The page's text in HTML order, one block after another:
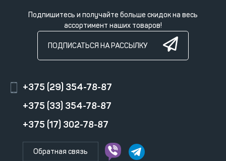
Подпишитесь и получайте больше скидок на весь
ассортимент наших товаров!
ПОДПИСАТЬСЯ НА РАССЫЛКУ
+375 (29) 354-78-87
+375 (33) 354-78-87
+375 (17) 302-78-87
Обратная связь